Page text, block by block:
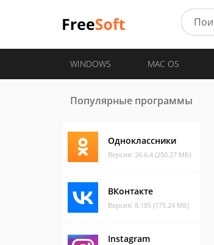
WINDOWS MAC OS
Популярные программы
Одноклассники
Версия: 26.6.4 (250.27 МБ)
ВКонтакте
Версия: 8.185 (175.24 МБ)
Instagram